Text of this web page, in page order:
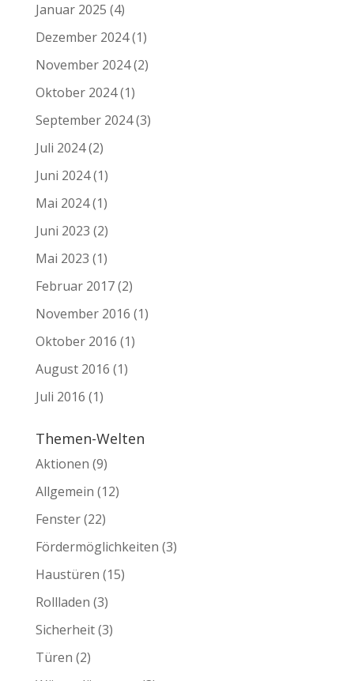
Januar 2025 (4)
Dezember 2024(1)
November 2024(2)
Oktober 2024(1)
September 2024(3)
Juli 2024(2)
Juni 2024(1)
Mai 2024(1)
Juni 2023 (2)
Mai 2023 (1)
Februar 2017(2)
November 2016 (1)
Oktober 2016 (1)
August 2016 (1)
Juli 2016 (1)
Themen-Welten
Aktionen (9)
Allgemein (12)
Fenster(22)
Fördermöglichkeiten (3)
Haustüren (15)
Rollladen (3)
Sicherheit(3)
Türen (2)